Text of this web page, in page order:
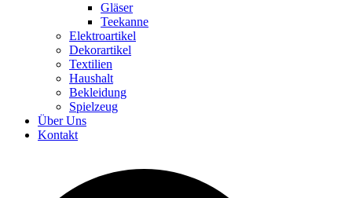
Gläser
Teekanne
Elektroartikel
Dekorartikel
Textilien
Haushalt
Bekleidung
Spielzeug
Über Uns
Kontakt